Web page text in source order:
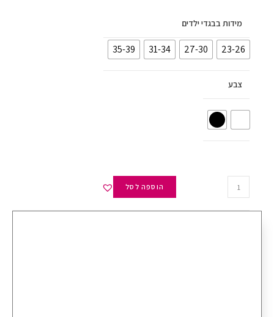
מידות בבגדי ילדים
23-26
27-30
31-34
35-39
צבע
הוספה לסל